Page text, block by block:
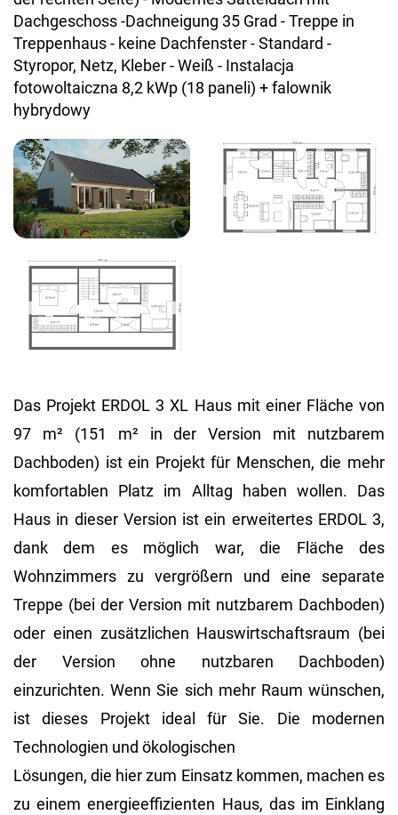
Das Projekt ERDOL 3 XL Haus mit einer Fläche von
97 m² (151 m² in der Version mit nutzbarem
Dachboden) ist ein Projekt für Menschen, die mehr
komfortablen Platz im Alltag haben wollen. Das
Haus in dieser Version ist ein erweitertes ERDOL 3,
dank dem es möglich war, die Fläche des
Wohnzimmers zu vergrößern und eine separate
Treppe (bei der Version mit nutzbarem Dachboden)
oder einen zusätzlichen Hauswirtschaftsraum (bei
der Version ohne nutzbaren Dachboden)
einzurichten. Wenn Sie sich mehr Raum wünschen,
ist dieses Projekt ideal für Sie. Die modernen
Technologien und ökologischen
Lösungen, die hier zum Einsatz kommen, machen es
zu einem energieeffizienten Haus, das im Einklang